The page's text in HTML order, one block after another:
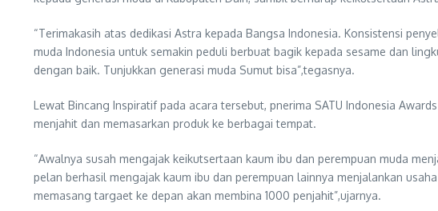
“Terimakasih atas dedikasi Astra kepada Bangsa Indonesia. Konsistensi
muda Indonesia untuk semakin peduli berbuat bagik kepada sesame dan
dengan baik. Tunjukkan generasi muda Sumut bisa”,tegasnya.
Lewat Bincang Inspiratif pada acara tersebut, pnerima SATU Indonesia
menjahit dan memasarkan produk ke berbagai tempat.
“Awalnya susah mengajak keikutsertaan kaum ibu dan perempuan muda
pelan berhasil mengajak kaum ibu dan perempuan lainnya menjalankan
memasang targaet ke depan akan membina 1000 penjahit”,ujarnya.